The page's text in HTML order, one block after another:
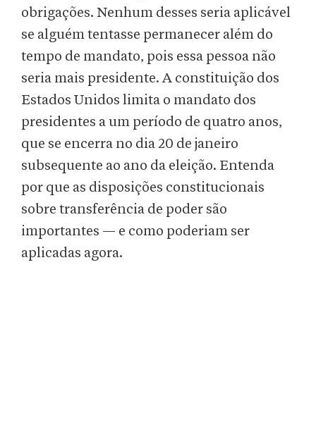
obrigações. Nenhum desses seria aplicável
se alguém tentasse permanecer além do
tempo de mandato, pois essa pessoa não
seria mais presidente. A constituição dos
Estados Unidos limita o mandato dos
presidentes a um período de quatro anos,
que se encerra no dia 20 de janeiro
subsequente ao ano da eleição. Entenda
por que as disposições constitucionais
sobre transferência de poder são
importantes — e como poderiam ser
aplicadas agora.